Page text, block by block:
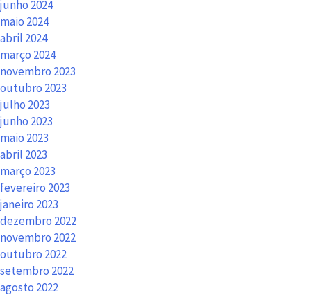
junho 2024
maio 2024
abril 2024
março 2024
novembro 2023
outubro 2023
julho 2023
junho 2023
maio 2023
abril 2023
março 2023
fevereiro 2023
janeiro 2023
dezembro 2022
novembro 2022
outubro 2022
setembro 2022
agosto 2022